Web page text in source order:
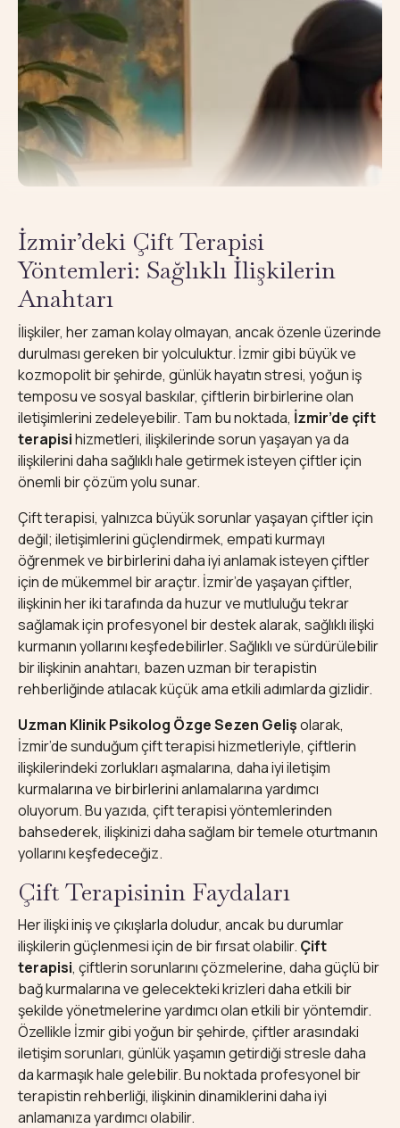
İzmir’deki Çift Terapisi
Yöntemleri: Sağlıklı İlişkilerin
Anahtarı
İlişkiler, her zaman kolay olmayan, ancak özenle üzerinde
durulması gereken bir yolculuktur. İzmir gibi büyük ve
kozmopolit bir şehirde, günlük hayatın stresi, yoğun iş
temposu ve sosyal baskılar, çiftlerin birbirlerine olan
iletişimlerini zedeleyebilir. Tam bu noktada, İzmir’de çift
terapisihizmetleri, ilişkilerinde sorun yaşayan ya da
ilişkilerini daha sağlıklı hale getirmek isteyen çiftler için
önemli bir çözüm yolu sunar.
Çift terapisi, yalnızca büyük sorunlar yaşayan çiftler için
değil; iletişimlerini güçlendirmek, empati kurmayı
öğrenmek ve birbirlerini daha iyi anlamak isteyen çiftler
için de mükemmel bir araçtır. İzmir’de yaşayan çiftler,
ilişkinin her iki tarafında da huzur ve mutluluğu tekrar
sağlamak için profesyonel bir destek alarak, sağlıklı ilişki
kurmanın yollarını keşfedebilirler. Sağlıklı ve sürdürülebilir
bir ilişkinin anahtarı, bazen uzman bir terapistin
rehberliğinde atılacak küçük ama etkili adımlarda gizlidir.
Uzman Klinik Psikolog Özge Sezen Gelişolarak,
İzmir’de sunduğum çift terapisi hizmetleriyle, çiftlerin
ilişkilerindeki zorlukları aşmalarına, daha iyi iletişim
kurmalarına ve birbirlerini anlamalarına yardımcı
oluyorum. Bu yazıda, çift terapisi yöntemlerinden
bahsederek, ilişkinizi daha sağlam bir temele oturtmanın
yollarını keşfedeceğiz.
Çift Terapisinin Faydaları
Her ilişki iniş ve çıkışlarla doludur, ancak bu durumlar
ilişkilerin güçlenmesi için de bir fırsat olabilir. Çift
terapisi, çiftlerin sorunlarını çözmelerine, daha güçlü bir
bağ kurmalarına ve gelecekteki krizleri daha etkili bir
şekilde yönetmelerine yardımcı olan etkili bir yöntemdir.
Özellikle İzmir gibi yoğun bir şehirde, çiftler arasındaki
iletişim sorunları, günlük yaşamın getirdiği stresle daha
da karmaşık hale gelebilir. Bu noktada profesyonel bir
terapistin rehberliği, ilişkinin dinamiklerini daha iyi
anlamanıza yardımcı olabilir.